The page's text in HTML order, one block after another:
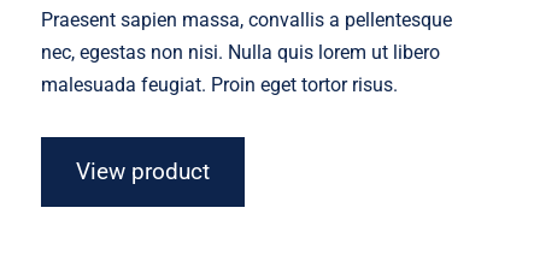
Praesent sapien massa, convallis a pellentesque
nec, egestas non nisi. Nulla quis lorem ut libero
malesuada feugiat. Proin eget tortor risus.
View product